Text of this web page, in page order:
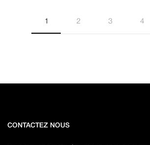
1 2 3 4
CONTACTEZ NOUS